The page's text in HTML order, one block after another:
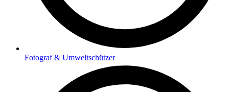
Fotograf & Umweltschützer